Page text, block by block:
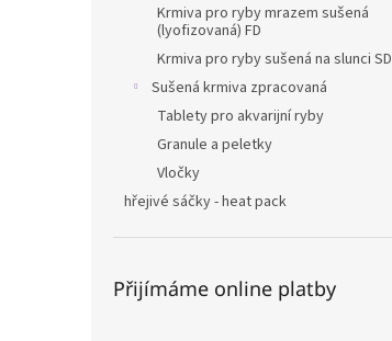
Krmiva pro ryby mrazem sušená
(lyofizovaná) FD
Krmiva pro ryby sušená na slunci SD
Sušená krmiva zpracovaná
Tablety pro akvarijní ryby
Granule a peletky
Vločky
hřejivé sáčky - heat pack
Přijímáme online platby